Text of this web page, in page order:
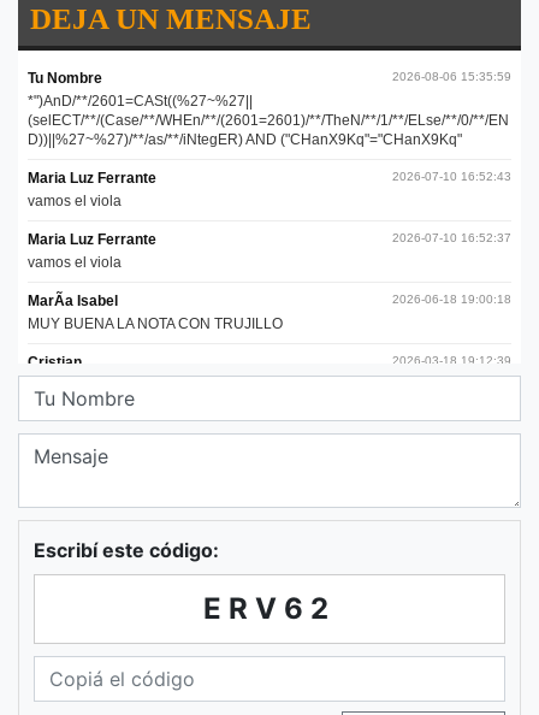
DEJA UN MENSAJE
Escribí este código:
ERV62